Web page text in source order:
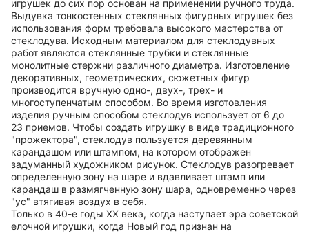
игрушек до сих пор основан на применении ручного труда.
Выдувка тонкостенных стеклянных фигурных игрушек без
использования форм требовала высокого мастерства от
стеклодува. Исходным материалом для стеклодувных
работ являются стеклянные трубки и стеклянные
монолитные стержни различного диаметра. Изготовление
декоративных, геометрических, сюжетных фигур
производится вручную одно-, двух-, трех- и
многоступенчатым способом. Во время изготовления
изделия ручным способом стеклодув использует от 6 до
23 приемов. Чтобы создать игрушку в виде традиционного
"прожектора", стеклодув пользуется деревянным
карандашом или штампом, на котором отображен
задуманный художником рисунок. Стеклодув разогревает
определенную зону на шаре и вдавливает штамп или
карандаш в размягченную зону шара, одновременно через
"ус" втягивая воздух в себя.
Только в 40-е годы ХХ века, когда наступает эра советской
елочной игрушки, когда Новый год признан на